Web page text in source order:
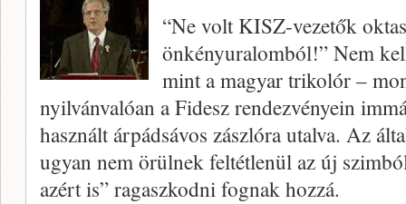
“Ne volt KISZ-vezetők
önkényuralomból!” Nem
mint a magyar trikolór –
nyilvánvalóan a Fidesz rendezvényein
használt árpádsávos zászlóra utalva. Az
ugyan nem örülnek feltétlenül az új
azért is” ragaszkodni fognak hozzá.